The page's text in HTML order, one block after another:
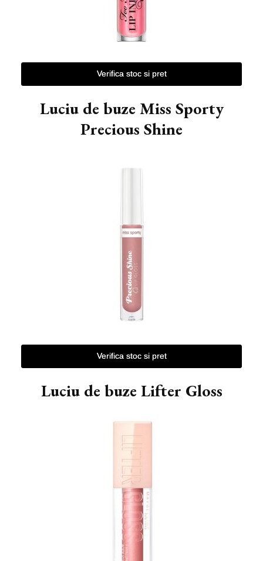
Verifica stoc si pret
Luciu de buze Miss Sporty
Precious Shine
Verifica stoc si pret
Luciu de buze Lifter Gloss